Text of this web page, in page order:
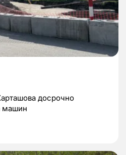
досрочно
машин